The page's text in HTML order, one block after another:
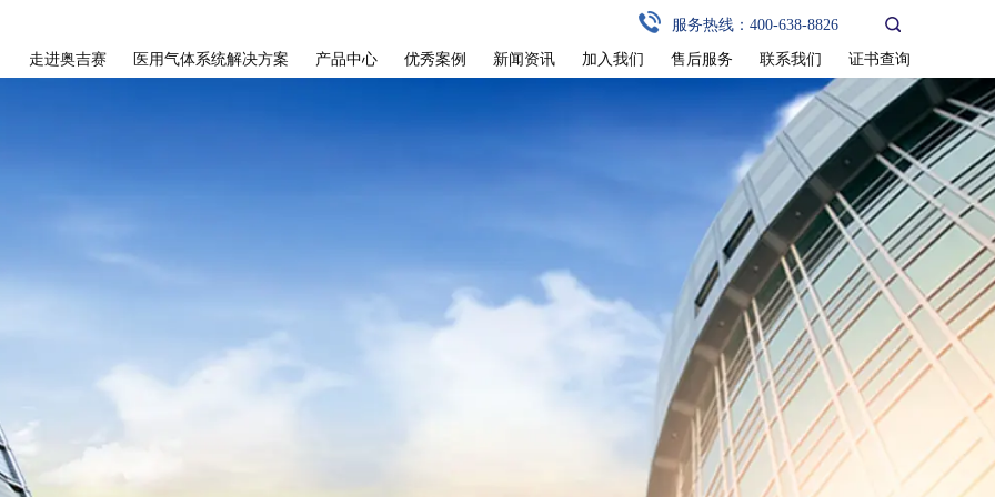
服务热线：400-638-8826
走进奥吉赛 医用气体系统解决方案 产品中心 优秀案例 新闻资讯 加入我们 售后服务 联系我们 证书查询